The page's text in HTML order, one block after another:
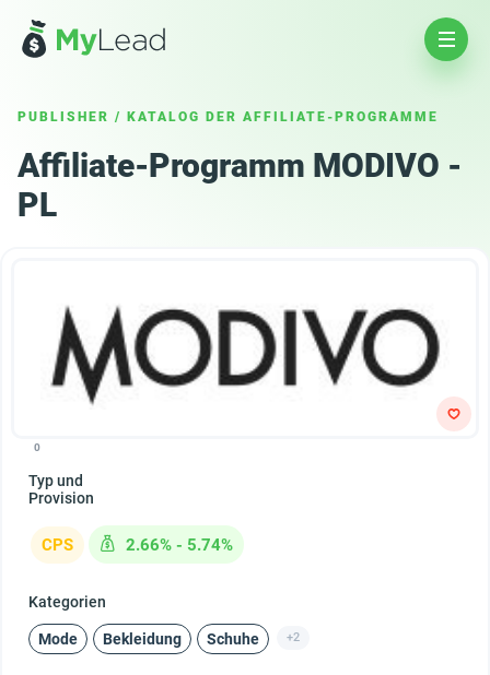
PUBLISHER / KATALOG DER AFFILIATE-PROGRAMME
Affiliate-Programm MODIVO -
PL
0
Typ und
Provision
CPS 2.66% - 5.74%
Kategorien
Mode Bekleidung Schuhe +2